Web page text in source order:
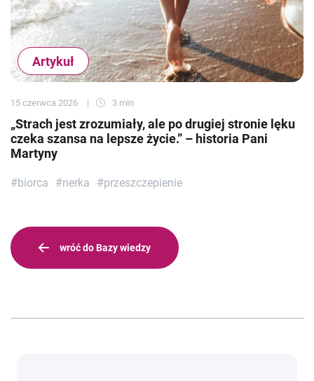
Artykuł
15 czerwca 2026 3 min
„Strach jest zrozumiały, ale po drugiej stronie lęku
czeka szansa na lepsze życie.” – historia Pani
Martyny
#biorca #nerka #przeszczepienie
wróć do Bazy wiedzy